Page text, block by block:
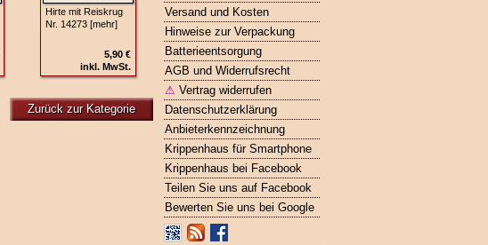
Versand und Kosten
Hinweise zur Verpackung
Batterieentsorgung
AGB und Widerrufsrecht
⚠ Vertrag widerrufen
Datenschutzerklärung
Anbieterkennzeichnung
Krippenhaus für Smartphone
Krippenhaus bei Facebook
Teilen Sie uns auf Facebook
Bewerten Sie uns bei Google
Hirte mit Reiskrug
Nr. 14273 [mehr]
5,90 €
inkl. MwSt.
Zurück zur Kategorie